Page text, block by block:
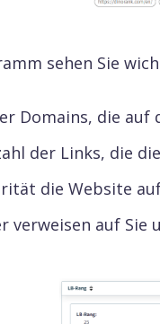
sehen Sie
Domains, die auf
der Links, die
die Website
verweisen auf Sie